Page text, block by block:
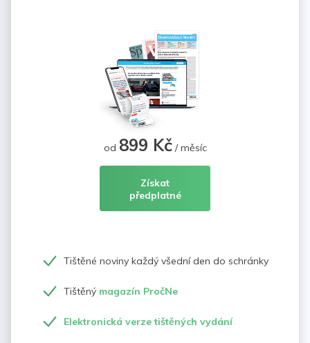
od 899 Kč/ měsíc
Získat
předplatné
Tištěné noviny každý všední den do schránky
Tištěný magazín PročNe
Elektronická verze tištěných vydání